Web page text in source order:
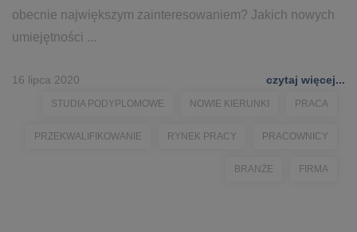
obecnie największym zainteresowaniem? Jakich nowych
umiejętności ...
16 lipca 2020 czytaj więcej...
STUDIA PODYPLOMOWE NOWIE KIERUNKI PRACA
PRZEKWALIFIKOWANIE RYNEK PRACY PRACOWNICY
BRANŻE FIRMA